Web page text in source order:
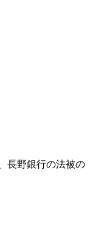
長野銀行の法被の